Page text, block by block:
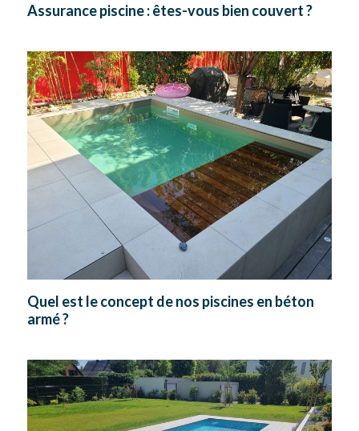
Assurance piscine : êtes-vous bien couvert ?
Quel est le concept de nos piscines en béton
armé ?